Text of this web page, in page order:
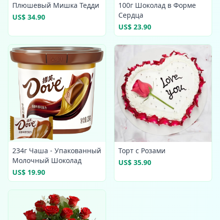
Плюшевый Мишка Тедди
US$ 34.90
100г Шоколад в Форме
Сердца
US$ 23.90
234г Чаша - Упакованный
Молочный Шоколад
US$ 19.90
Торт с Розами
US$ 35.90